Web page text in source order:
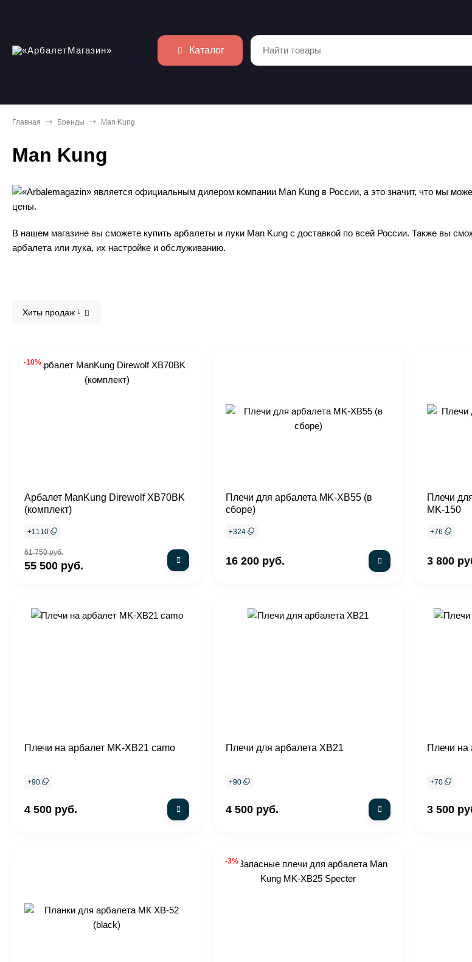
Каталог
Главная Бренды Man Kung
Man Kung
«Arbalemagazin» является официальным дилером компании Man Kung в России, а это значит, что мы
цены.
В нашем магазине вы сможете купить арбалеты и луки Man Kung с доставкой по всей России. Также вы
арбалета или лука, их настройке и обслуживанию.
Хиты продаж
-10%
Арбалет ManKung Direwolf XB70BK
(комплект)
+1110
61 750 руб.
55 500 руб.
Плечи для арбалета MK-XB55 (в
сборе)
+324
16 200 руб.
Плечи
MK-150
+76
3 800
Плечи на арбалет MK-XB21 camo
+90
4 500 руб.
Плечи для арбалета XB21
+90
4 500 руб.
Плечи на
+70
3 500
-3%